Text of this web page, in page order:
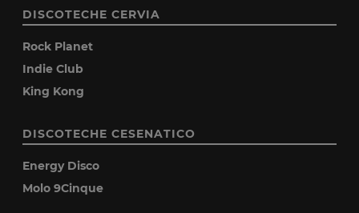
DISCOTECHE CERVIA
Rock Planet
Indie Club
King Kong
DISCOTECHE CESENATICO
Energy Disco
Molo 9Cinque